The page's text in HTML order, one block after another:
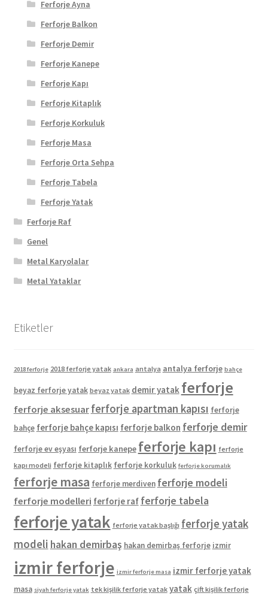
Ferforje Ayna
Ferforje Balkon
Ferforje Demir
Ferforje Kanepe
Ferforje Kapı
Ferforje Kitaplık
Ferforje Korkuluk
Ferforje Masa
Ferforje Orta Sehpa
Ferforje Tabela
Ferforje Yatak
Ferforje Raf
Genel
Metal Karyolalar
Metal Yataklar
Etiketler
2018 ferforje 2018 ferforje yatak ankara antalya antalya ferforje bahçe
beyaz ferforje yatak beyaz yatak demir yatak ferforje
ferforje aksesuar ferforje apartman kapısı ferforje
bahçe ferforje bahçe kapısı ferforje balkon ferforje demir
ferforje ev eşyası ferforje kanepe ferforje kapı ferforje
kapı modeli ferforje kitaplık ferforje korkuluk ferforje korumalık
ferforje masa ferforje merdiven ferforje modeli
ferforje modelleri ferforje raf ferforje tabela
ferforje yatak ferforje yatak başlığı ferforje yatak
modeli hakan demirbaş hakan demirbaş ferforje izmir
izmir ferforje izmir ferforje masa izmir ferforje yatak
masa siyah ferforje yatak tek kişilik ferforje yatak yatak çift kişilik ferforje